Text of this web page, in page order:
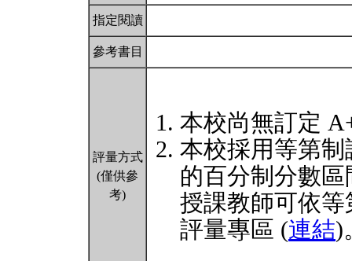
指定閱讀
參考書目
評量方式
(僅供參
考)
本校尚無訂定
本校採用等第
的百分制分數
授課教師可依
評量專區 (連結)